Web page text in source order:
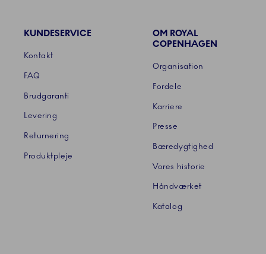
KUNDESERVICE
Kontakt
FAQ
Brudgaranti
Levering
Returnering
Produktpleje
OM ROYAL
COPENHAGEN
Organisation
Fordele
Karriere
Presse
Bæredygtighed
Vores historie
Håndværket
Katalog